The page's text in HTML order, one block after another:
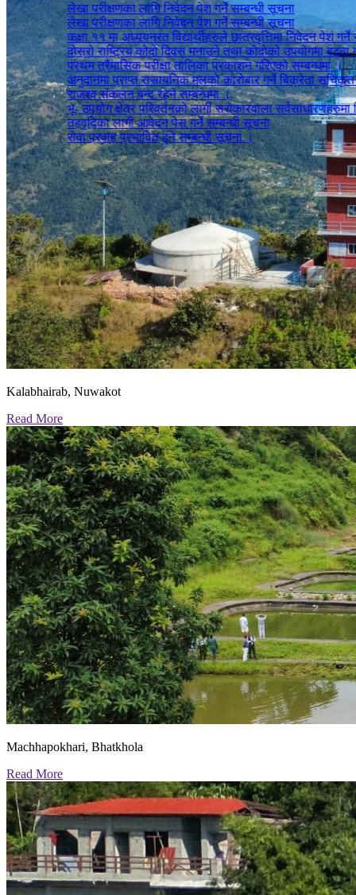
लेखा परीक्षणका लागि निवेदन पेश गर्ने सम्बन्धी सूचना
लेखा परीक्षणका लागि निवेदन पेश गर्ने सम्बन्धी सूचना
कक्षा ११ मा अध्ययनरत विद्यार्थीहरुले छात्रवृत्तिमा निवेदन पेश गर्ने
दोस्रो राष्ट्रिय कोदो दिवस मनाउने तथा कोदोको उपयोगमा बढवा गर्ने
प्रथम त्रैमासिक परीक्षा तालिका प्रकाशन गरिएको सम्बन्धमा ।
अनुदानमा प्राप्त रासायनिक मलको कारोबार गर्ने बिक्रेता सूचिकृत
राजश्व संकलन बन्द रहने सम्बन्धमा ।
भू- उपयोग क्षेत्र परिवर्तनको लागी सरोकारवाला सर्वसाधारणहरुमा
तहवृद्विका लागी आवेदन पेस गर्ने सम्बन्धी सूचना
सेवा प्रवाह प्रभावित हुने सम्बन्धी सूचना ।
Kalabhairab, Nuwakot
Read More
Machhapokhari, Bhatkhola
Read More